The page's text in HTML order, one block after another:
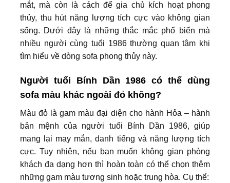
mắt, mà còn là cách để gia chủ kích hoạt phong
thủy, thu hút năng lượng tích cực vào không gian
sống. Dưới đây là những thắc mắc phổ biến mà
nhiều người cùng tuổi 1986 thường quan tâm khi
tìm hiểu về dòng sofa phong thủy này.
Người tuổi Bính Dần 1986 có thể dùng
sofa màu khác ngoài đỏ không?
Màu đỏ là gam màu đại diện cho hành Hỏa – hành
bản mệnh của người tuổi Bính Dần 1986, giúp
mang lại may mắn, danh tiếng và năng lượng tích
cực. Tuy nhiên, nếu bạn muốn không gian phòng
khách đa dạng hơn thì hoàn toàn có thể chọn thêm
những gam màu tương sinh hoặc trung hòa. Cụ thể: